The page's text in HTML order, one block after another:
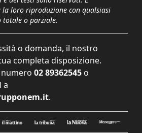
la loro riproduzione con qualsiasi
totale o parziale.
o domanda, il nostro
completa disposizione.
02 89362545 o
a
.